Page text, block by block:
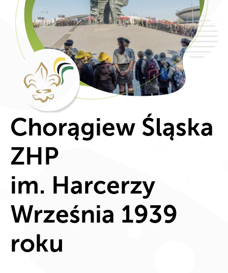
Chorągiew Śląska
ZHP
im. Harcerzy
Września 1939
roku